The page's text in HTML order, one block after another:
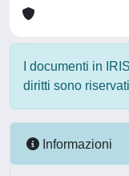
I documenti in
diritti sono
Informazioni